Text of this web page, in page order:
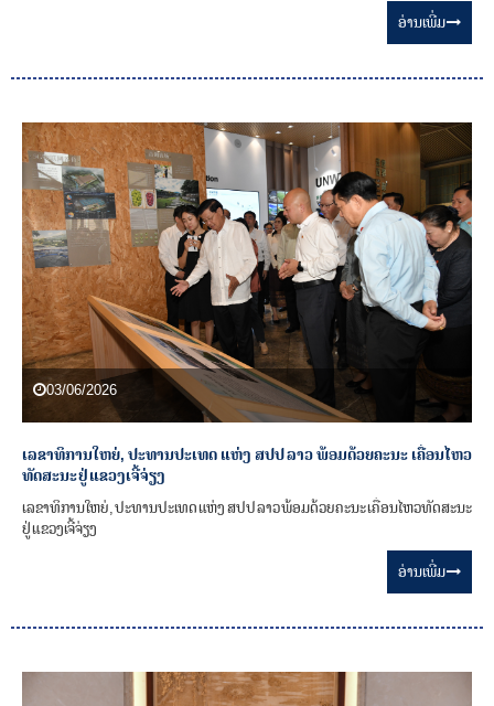
ອ່ານ​ເພີ່ມ
03/06/2026
ເລຂາທິການໃຫຍ່, ປະທານປະເທດ ແຫ່ງ ສປປ ລາວ ພ້ອມດ້ວຍຄະນະ ເຄື່ອນໄຫວ
ທັດສະນະ ຢູ່ ແຂວງເຈີ້ຈ່ຽງ
ເລຂາທິການໃຫຍ່, ປະທານປະເທດ ແຫ່ງ ສປປ ລາວ ພ້ອມດ້ວຍຄະນະ ເຄື່ອນໄຫວທັດສະນະ
ຢູ່ ແຂວງເຈີ້ຈ່ຽງ
ອ່ານ​ເພີ່ມ